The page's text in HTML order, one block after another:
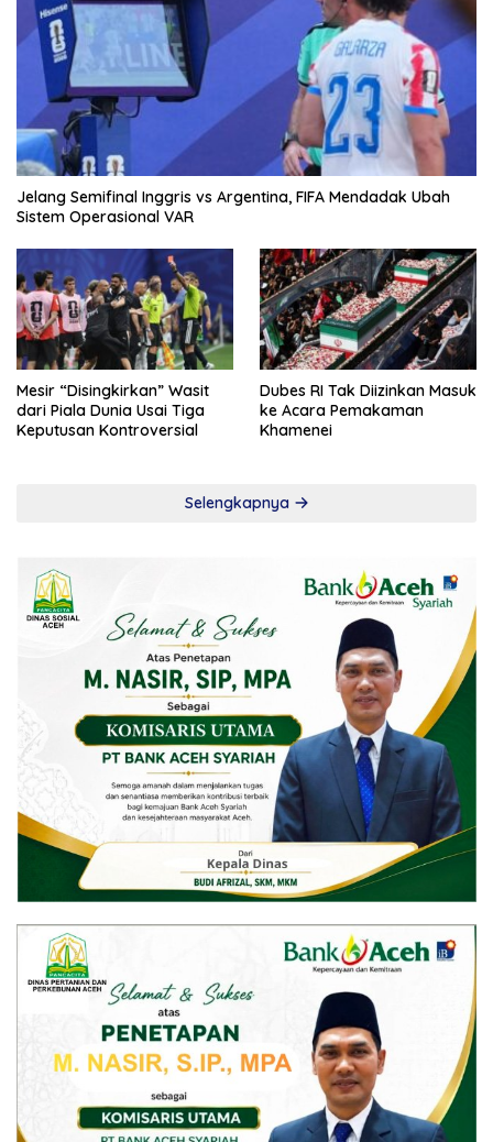
Jelang Semifinal Inggris vs Argentina, FIFA Mendadak Ubah
Sistem Operasional VAR
Mesir “Disingkirkan” Wasit
dari Piala Dunia Usai Tiga
Keputusan Kontroversial
Dubes RI Tak Diizinkan Masuk
ke Acara Pemakaman
Khamenei
Selengkapnya